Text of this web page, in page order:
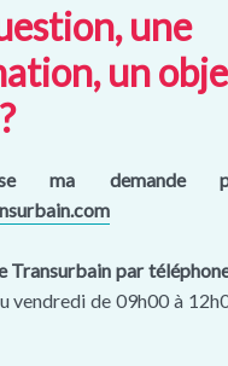
une
un
ma
Transurbain par
vendredi de 09h00 à